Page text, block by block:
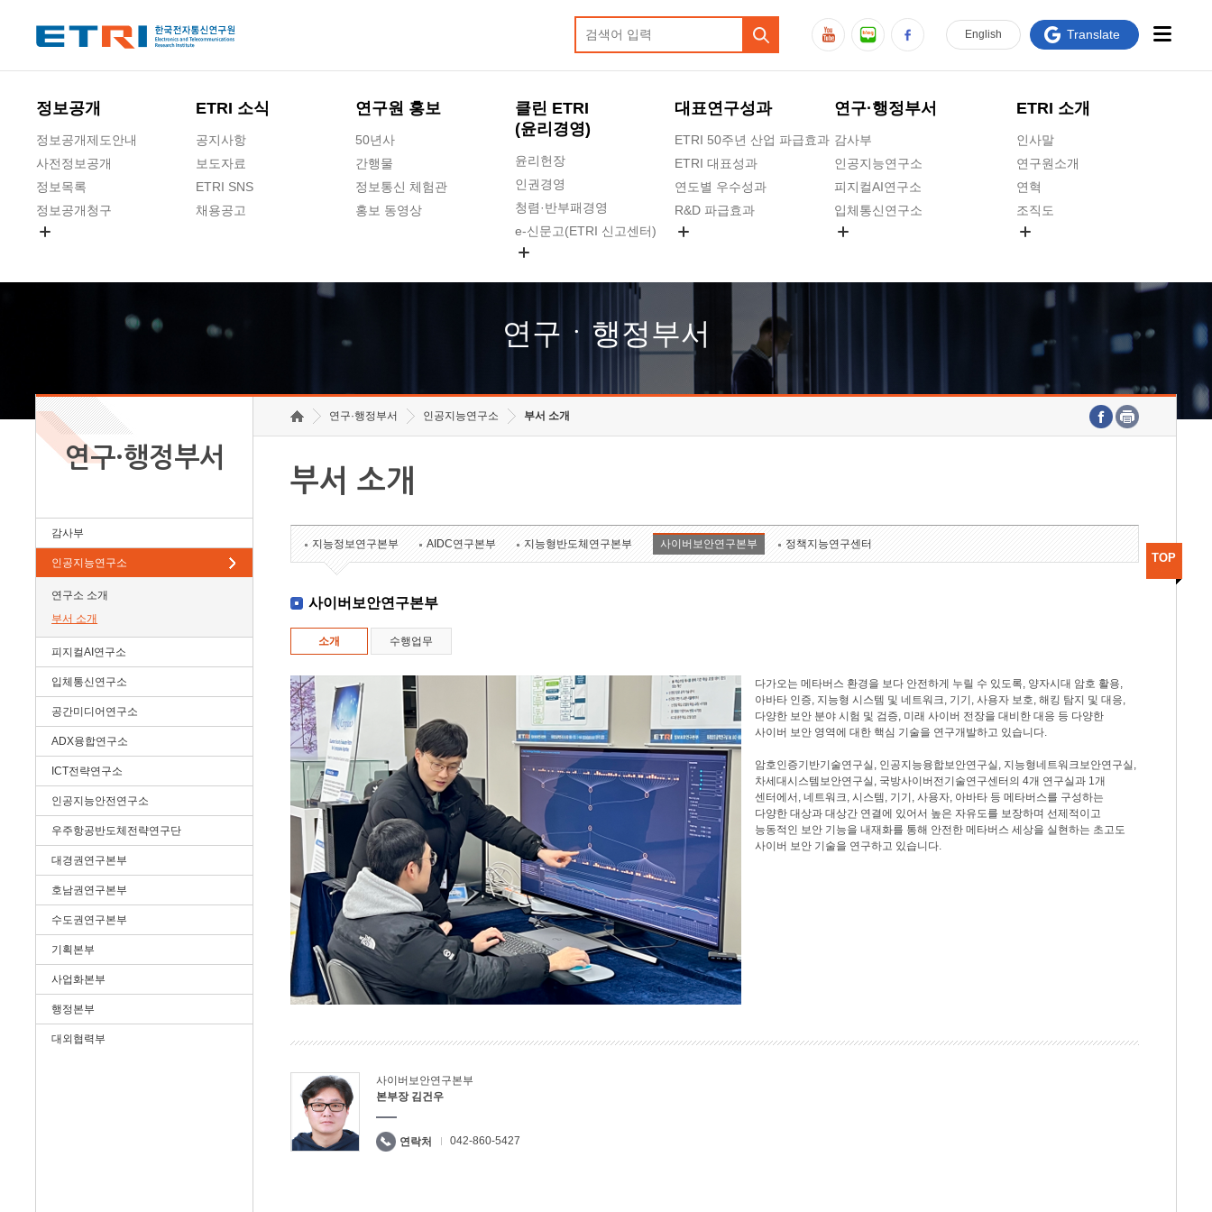
정보공개
정보공개제도안내
사전정보공개
정보목록
정보공개청구
ETRI 소식
공지사항
보도자료
ETRI SNS
채용공고
연구원 홍보
50년사
간행물
정보통신 체험관
홍보 동영상
클린 ETRI
(윤리경영)
윤리헌장
인권경영
청렴·반부패경영
e-신문고(ETRI 신고센터)
고객의소리
수의계약 현황
대표연구성과
ETRI 50주년 산업 파급효과
ETRI 대표성과
연도별 우수성과
R&D 파급효과
연구·행정부서
감사부
인공지능연구소
피지컬AI연구소
입체통신연구소
호남권연구본부
기획본부
ETRI 소개
인사말
연구원소개
연혁
조직도
연구원 고객헌장
주요업무연락처
English Translate
연구ㆍ행정부서
연구·행정부서
감사부
인공지능연구소
연구소 소개
부서 소개
피지컬AI연구소
입체통신연구소
공간미디어연구소
ADX융합연구소
ICT전략연구소
인공지능안전연구소
우주항공반도체전략연구단
대경권연구본부
호남권연구본부
수도권연구본부
기획본부
사업화본부
행정본부
대외협력부
연구·행정부서 인공지능연구소 부서 소개
부서 소개
지능정보연구본부 AIDC연구본부 지능형반도체연구본부 사이버보안연구본부 정책지능연구센터
사이버보안연구본부
소개 수행업무
다가오는 메타버스 환경을 보다 안전하게 누릴 수 있도록, 양자시대 암호 활용,
아바타 인증, 지능형 시스템 및 네트워크, 기기, 사용자 보호, 해킹 탐지 및 대응,
다양한 보안 분야 시험 및 검증, 미래 사이버 전장을 대비한 대응 등 다양한
사이버 보안 영역에 대한 핵심 기술을 연구개발하고 있습니다.
암호인증기반기술연구실, 인공지능융합보안연구실, 지능형네트워크보안연구실,
차세대시스템보안연구실, 국방사이버전기술연구센터의 4개 연구실과 1개
센터에서, 네트워크, 시스템, 기기, 사용자, 아바타 등 메타버스를 구성하는
다양한 대상과 대상간 연결에 있어서 높은 자유도를 보장하며 선제적이고
능동적인 보안 기능을 내재화를 통해 안전한 메타버스 세상을 실현하는 초고도
사이버 보안 기술을 연구하고 있습니다.
사이버보안연구본부
본부장 김건우
연락처 042-860-5427
TOP